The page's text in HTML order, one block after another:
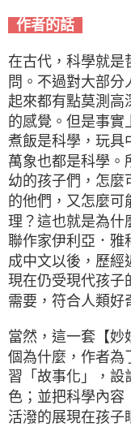
作者的話
在古代，科學就是
問。不過對大部
起來都有點莫測高
的感覺。但是事實
煮飯是科學，玩具
萬象也都是科學。
幼的孩子們，怎麼
的他們，又怎麼可
理？這也就是為什
聯作家伊利亞．雅
成中文以後，歷經
現在仍受現代孩子
需要，符合人類好
當然，這一套【妙
個為什麼，作者為
習「故事化」，設
色；並把科學內容
活潑的展現在孩子